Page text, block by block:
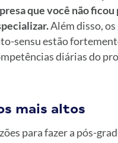
que você não ficou
Além disso,
sensu estão
diárias do
mais altos
para fazer a pós-